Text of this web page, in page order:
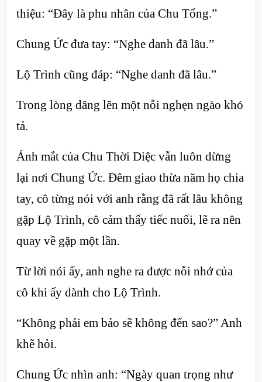
thiệu: “Đây là phu nhân của Chu Tổng.”
Chung Ức đưa tay: “Nghe danh đã lâu.”
Lộ Trình cũng đáp: “Nghe danh đã lâu.”
Trong lòng dâng lên một nỗi nghẹn ngào khó
tả.
Ánh mắt của Chu Thời Diệc vẫn luôn dừng
lại nơi Chung Ức. Đêm giao thừa năm họ chia
tay, cô từng nói với anh rằng đã rất lâu không
gặp Lộ Trình, cô cảm thấy tiếc nuối, lẽ ra nên
quay về gặp một lần.
Từ lời nói ấy, anh nghe ra được nỗi nhớ của
cô khi ấy dành cho Lộ Trình.
“Không phải em bảo sẽ không đến sao?” Anh
khẽ hỏi.
Chung Ức nhìn anh: “Ngày quan trọng như